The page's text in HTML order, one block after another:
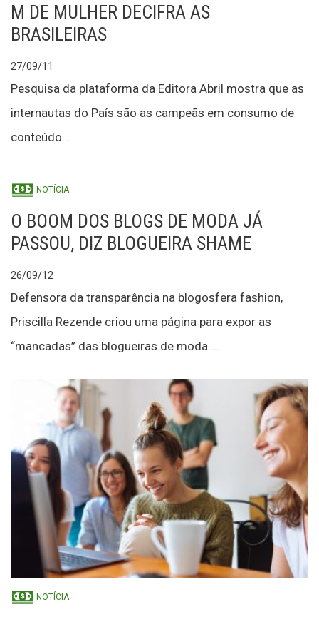
M DE MULHER DECIFRA AS
BRASILEIRAS
27/09/11
Pesquisa da plataforma da Editora Abril mostra que as
internautas do País são as campeãs em consumo de
conteúdo...
NOTÍCIA
O BOOM DOS BLOGS DE MODA JÁ
PASSOU, DIZ BLOGUEIRA SHAME
26/09/12
Defensora da transparência na blogosfera fashion,
Priscilla Rezende criou uma página para expor as
“mancadas” das blogueiras de moda....
NOTÍCIA